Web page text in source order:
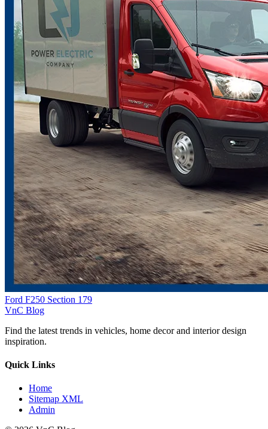
Ford F250 Section 179
VnC Blog
Find the latest trends in vehicles, home decor and interior design
inspiration.
Quick Links
Home
Sitemap XML
Admin